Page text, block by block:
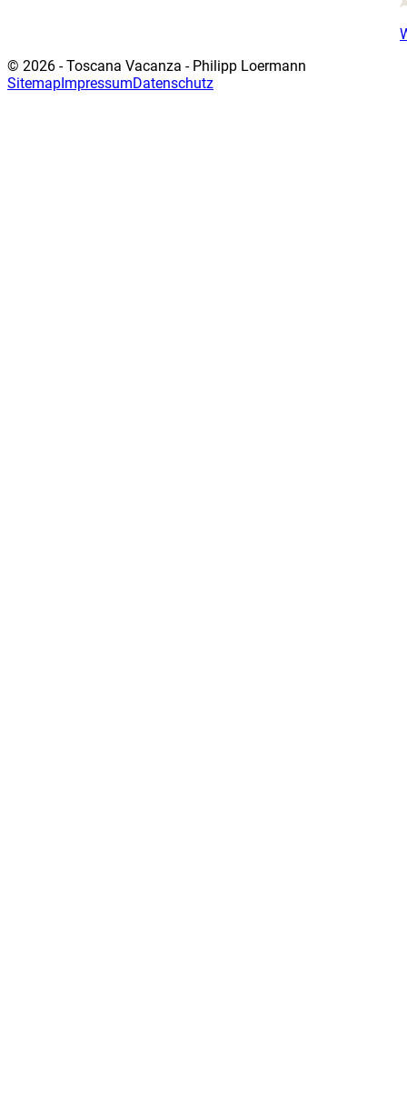
© 2026 - Toscana Vacanza - Philipp Loermann
SitemapImpressumDatenschutz